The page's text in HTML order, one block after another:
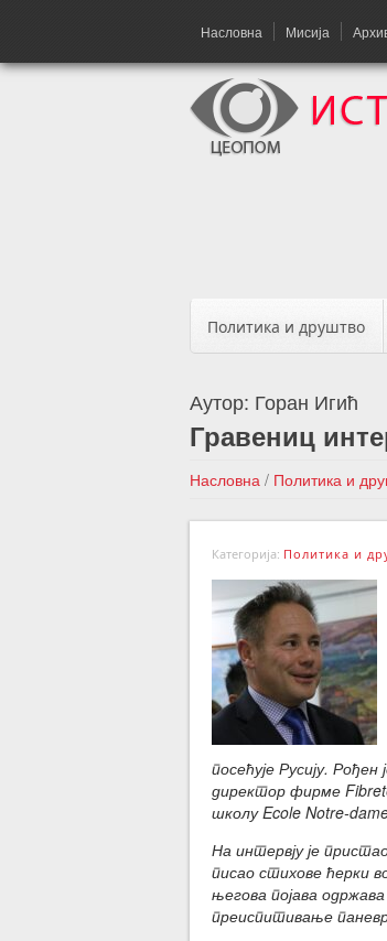
Насловна Мисија
Политика и друштво
Аутор: Горан Игић
Гравениц
Насловна / Политика и
Категорија: Политика и
посећује Русију.
директор фирме
школу Ecole Notre-
На интервју је
писао стихове ћерки
његова појава
преиспитивање